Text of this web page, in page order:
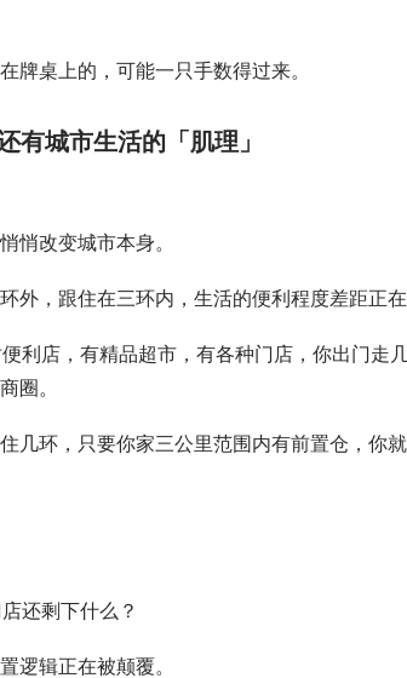
牌桌上的，可能一只手数得过来。
有城市生活的「肌理」
悄改变城市本身。
外，跟住在三环内，生活的便利程度差距正在
利店，有精品超市，有各种门店，你出门走
圈。
几环，只要你家三公里范围内有前置仓，你
还剩下什么？
逻辑正在被颠覆。